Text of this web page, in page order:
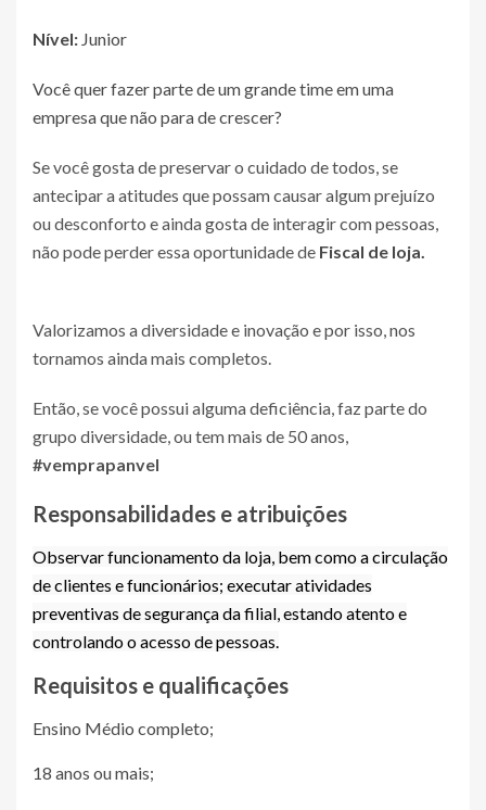
Nível: Junior
Você quer fazer parte de um grande time em uma
empresa que não para de crescer?
Se você gosta de preservar o cuidado de todos, se
antecipar a atitudes que possam causar algum prejuízo
ou desconforto e ainda gosta de interagir com pessoas,
não pode perder essa oportunidade de Fiscal de loja.
Valorizamos a diversidade e inovação e por isso, nos
tornamos ainda mais completos.
Então, se você possui alguma deficiência, faz parte do
grupo diversidade, ou tem mais de 50 anos,
#vemprapanvel
Responsabilidades e atribuições
Observar funcionamento da loja, bem como a circulação
de clientes e funcionários; executar atividades
preventivas de segurança da filial, estando atento e
controlando o acesso de pessoas.
Requisitos e qualificações
Ensino Médio completo;
18 anos ou mais;